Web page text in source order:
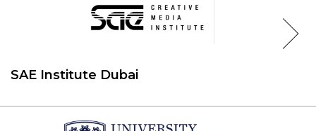
SAE Institute Dubai